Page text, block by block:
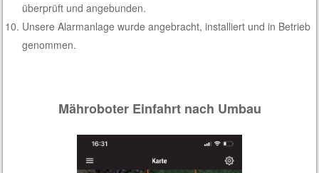
überprüft und angebunden.
Unsere Alarmanlage wurde angebracht, installiert und in Betrieb
genommen.
Mähroboter Einfahrt nach Umbau